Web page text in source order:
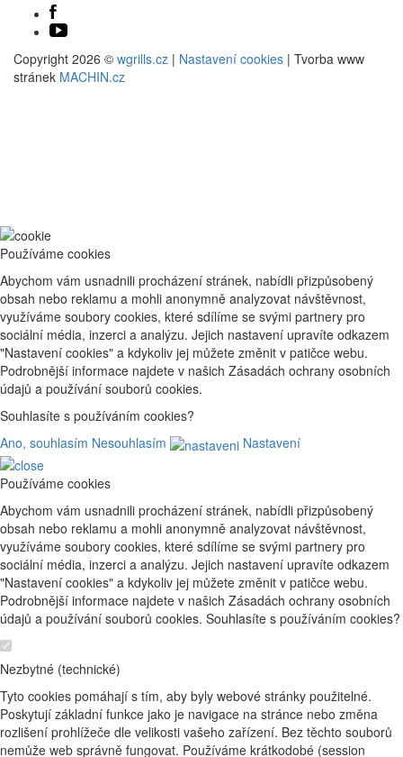
Copyright 2026 © wgrills.cz | Nastavení cookies | Tvorba www
stránek MACHIN.cz
Používáme cookies
Abychom vám usnadnili procházení stránek, nabídli přizpůsobený
obsah nebo reklamu a mohli anonymně analyzovat návštěvnost,
využíváme soubory cookies, které sdílíme se svými partnery pro
sociální média, inzerci a analýzu. Jejich nastavení upravíte odkazem
"Nastavení cookies" a kdykoliv jej můžete změnit v patičce webu.
Podrobnější informace najdete v našich Zásadách ochrany osobních
údajů a používání souborů cookies.
Souhlasíte s používáním cookies?
Ano, souhlasím Nesouhlasím Nastavení
Používáme cookies
Abychom vám usnadnili procházení stránek, nabídli přizpůsobený
obsah nebo reklamu a mohli anonymně analyzovat návštěvnost,
využíváme soubory cookies, které sdílíme se svými partnery pro
sociální média, inzerci a analýzu. Jejich nastavení upravíte odkazem
"Nastavení cookies" a kdykoliv jej můžete změnit v patičce webu.
Podrobnější informace najdete v našich Zásadách ochrany osobních
údajů a používání souborů cookies. Souhlasíte s používáním cookies?
Nezbytné (technické)
Tyto cookies pomáhají s tím, aby byly webové stránky použitelné.
Poskytují základní funkce jako je navigace na stránce nebo změna
rozlišení prohlížeče dle velikosti vašeho zařízení. Bez těchto souborů
nemůže web správně fungovat. Používáme krátkodobé (session